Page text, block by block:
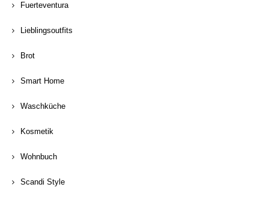
Fuerteventura
Lieblingsoutfits
Brot
Smart Home
Waschküche
Kosmetik
Wohnbuch
Scandi Style